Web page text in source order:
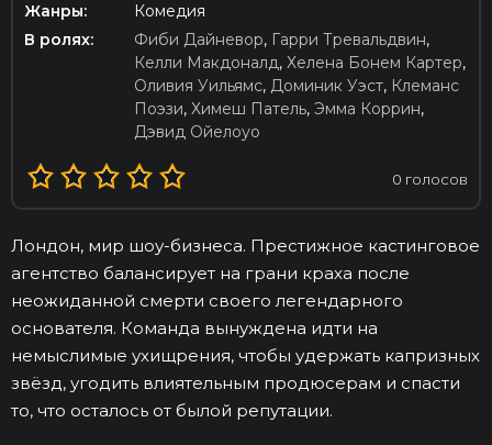
Жанры:
Комедия
В ролях:
Фиби Дайневор, Гарри Тревальдвин,
Келли Макдоналд, Хелена Бонем Картер,
Оливия Уильямс, Доминик Уэст, Клеманс
Поэзи, Химеш Патель, Эмма Коррин,
Дэвид Ойелоуо
0 голосов
Лондон, мир шоу-бизнеса. Престижное кастинговое
агентство балансирует на грани краха после
неожиданной смерти своего легендарного
основателя. Команда вынуждена идти на
немыслимые ухищрения, чтобы удержать капризных
звёзд, угодить влиятельным продюсерам и спасти
то, что осталось от былой репутации.